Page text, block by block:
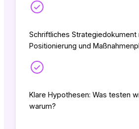
Schriftliches Strategiedokument
Positionierung und
Klare Hypothesen: Was testen
warum?